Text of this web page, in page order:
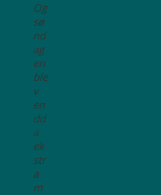
Og
sø
nd
ag
en
ble
v
en
dd
a
ek
str
a
m